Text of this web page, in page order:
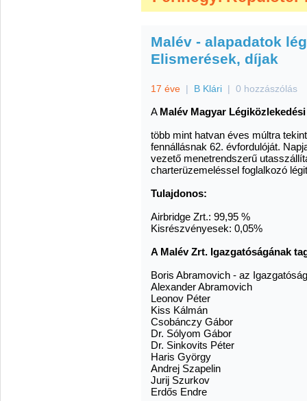
Malév - alapadatok
Elismerések, díjak
17 éve | B Klári | 0 hozzászólás
A Malév Magyar
több mint hatvan éves múltra
fennállásnak 62. évfordulóját.
vezető menetrendszerű
charterüzemeléssel foglalkozó
Tulajdonos:
Airbridge Zrt.: 99,95 %
Kisrészvényesek: 0,05%
A Malév Zrt. Igazgatóságának
Boris Abramovich - az
Alexander Abramovich
Leonov Péter
Kiss Kálmán
Csobánczy Gábor
Dr. Sólyom Gábor
Dr. Sinkovits Péter
Haris György
Andrej Szapelin
Jurij Szurkov
Erdős Endre